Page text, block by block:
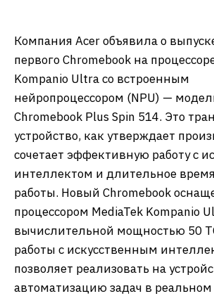
Компания Acer объявила о
первого Chromebook на
Kompanio Ultra со встроенным
нейропроцессором (NPU) —
Chromebook Plus Spin 514. Это
устройство, как утверждает
сочетает эффективную работу с
интеллектом и длительное
работы. Новый Chromebook
процессором MediaTek Kompanio
вычислительной мощностью 50
работы с искусственным
позволяет реализовать на
автоматизацию задач в